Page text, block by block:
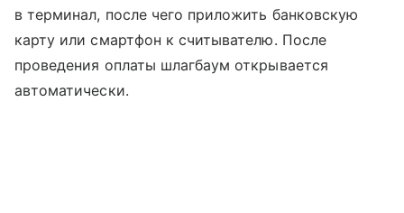
в терминал, после чего приложить банковскую
карту или смартфон к считывателю. После
проведения оплаты шлагбаум открывается
автоматически.